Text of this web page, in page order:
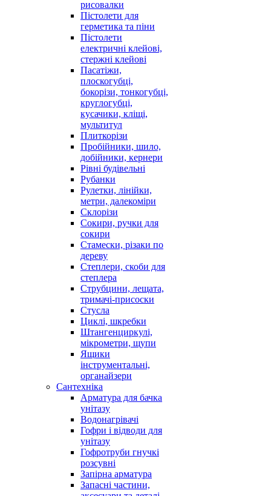
рисовалки
Пістолети для
герметика та піни
Пістолети
електричні клейові,
стержні клейові
Пасатіжи,
плоскогубці,
бокорізи, тонкогубці,
круглогубці,
кусачики, кліщі,
мультитул
Плиткорізи
Пробійники, шило,
добійники, кернери
Рівні будівельні
Рубанки
Рулетки, лінійки,
метри, далекоміри
Склорізи
Сокири, ручки для
сокири
Стамески, різаки по
дереву
Степлери, скоби для
степлера
Струбцини, лещата,
тримачі-присоски
Стусла
Циклі, шкребки
Штангенциркулі,
мікрометри, щупи
Ящики
інструментальні,
органайзери
Сантехніка
Арматура для бачка
унітазу
Водонагрівачі
Гофри і відводи для
унітазу
Гофротруби гнучкі
розсувні
Запірна арматура
Запасні частини,